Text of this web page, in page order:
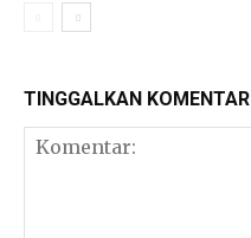
TINGGALKAN KOMENTAR